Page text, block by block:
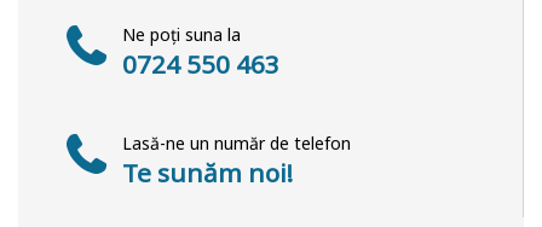
Ne poți suna la
0724 550 463
Lasă-ne un număr de telefon
Te sunăm noi!